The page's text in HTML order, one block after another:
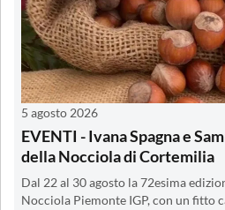
5 agosto 2026
EVENTI - Ivana Spagna e
della Nocciola di Cortemilia
Dal 22 al 30 agosto la 72esima
Nocciola Piemonte IGP, con un fitto